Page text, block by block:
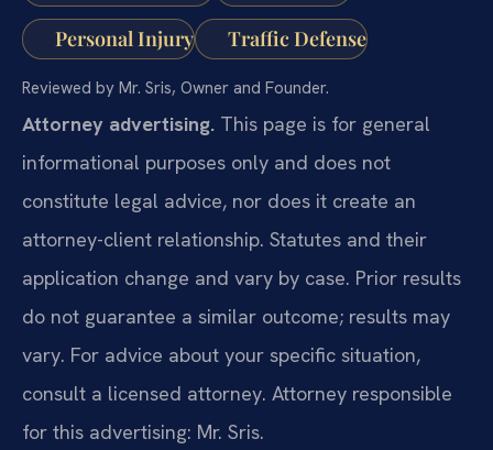
Personal Injury Traffic Defense
Reviewed by Mr. Sris, Owner and Founder.
Attorney advertising. This page is for general
informational purposes only and does not
constitute legal advice, nor does it create an
attorney-client relationship. Statutes and their
application change and vary by case. Prior results
do not guarantee a similar outcome; results may
vary. For advice about your specific situation,
consult a licensed attorney. Attorney responsible
for this advertising: Mr. Sris.